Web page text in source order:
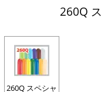
260Q
260Q スペシャ